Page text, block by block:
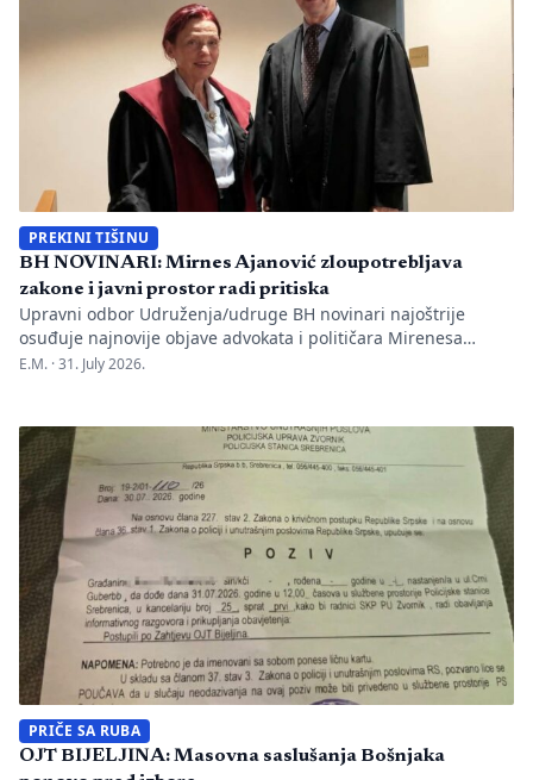
PREKINI TIŠINU
BH NOVINARI: Mirnes Ajanović zloupotrebljava
zakone i javni prostor radi pritiska
Upravni odbor Udruženja/udruge BH novinari najoštrije
osuđuje najnovije objave advokata i političara Mirenesa
Ajanovića i kontinuiranu kampanju javnog targetiranja,
Novinara Marka Divkovića i generalnu tajnicu Borku Rudić.
Nakon ranije podnesenih krivičnih prijava i tužbi za klevetu
protiv Anise Mahmutović i odgovornih osoba […]
E.M. ·31. July 2026.
PRIČE SA RUBA
OJT BIJELJINA: Masovna saslušanja Bošnjaka